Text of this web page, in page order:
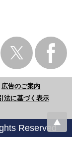
広告のご案内
法に基づく表示
Reserved